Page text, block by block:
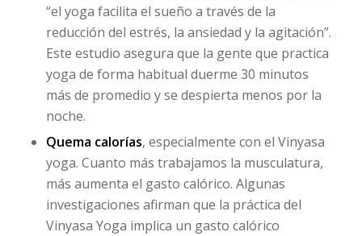
“el yoga facilita el sueño a través de la
reducción del estrés, la ansiedad y la agitación”.
Este estudio asegura que la gente que practica
yoga de forma habitual duerme 30 minutos
más de promedio y se despierta menos por la
noche.
Quema calorías, especialmente con el Vinyasa
yoga. Cuanto más trabajamos la musculatura,
más aumenta el gasto calórico. Algunas
investigaciones afirman que la práctica del
Vinyasa Yoga implica un gasto calórico